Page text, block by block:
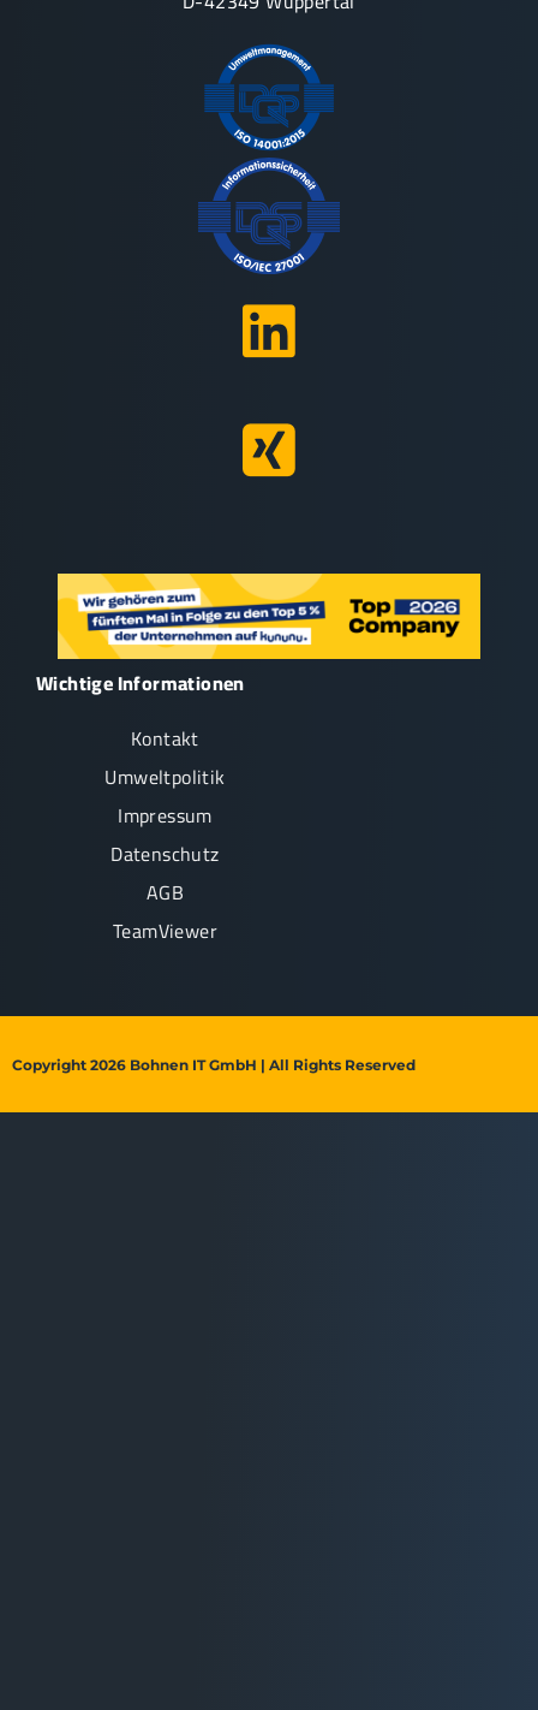
Wichtige Informationen
Kontakt
Umweltpolitik
Impressum
Datenschutz
AGB
TeamViewer
Copyright 2026 Bohnen IT GmbH | All Rights Reserved